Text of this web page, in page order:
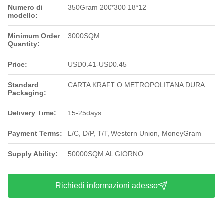
Numero di
modello:
350Gram 200*300 18*12
Minimum Order
Quantity:
3000SQM
Price: USD0.41-USD0.45
Standard
Packaging:
CARTA KRAFT O METROPOLITANA DURA
Delivery Time: 15-25days
Payment Terms: L/C, D/P, T/T, Western Union, MoneyGram
Supply Ability: 50000SQM AL GIORNO
Richiedi informazioni adesso